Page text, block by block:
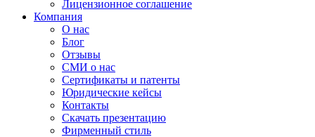
Лицензионное соглашение
Компания
О нас
Блог
Отзывы
СМИ о нас
Сертификаты и патенты
Юридические кейсы
Контакты
Скачать презентацию
Фирменный стиль